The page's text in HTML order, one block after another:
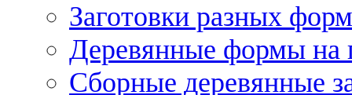
Заготовки разных
Деревянные формы на
Сборные деревянные